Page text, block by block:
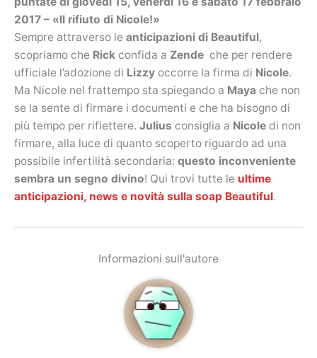
2017 – «Il rifiuto di Nicole!»
Sempre attraverso le anticipazioni di Beautiful,
scopriamo che Rick confida a Zende che per rendere
ufficiale l’adozione di Lizzy occorre la firma di Nicole.
Ma Nicole nel frattempo sta spiegando a Maya che non
se la sente di firmare i documenti e che ha bisogno di
più tempo per riflettere. Julius consiglia a Nicole di non
firmare, alla luce di quanto scoperto riguardo ad una
possibile infertilità secondaria: questo inconveniente
sembra un segno divino! Qui trovi tutte le ultime
anticipazioni, news e novità sulla soap Beautiful.
Informazioni sull'autore